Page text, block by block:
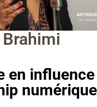
en
numérique